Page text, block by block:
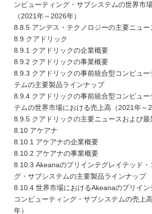
ンピューティング・サブシステムの世界市
（2021年～2026年）
8.8.5 アンデス・テクノロジーの主要ニュー
8.9 クアドリック
8.9.1 クアドリックの企業概要
8.9.2 クアドリックの事業概要
8.9.3 クアドリックの事前統合型コンピュー
テムの主要製品ラインナップ
8.9.4 クアドリックの事前統合型コンピュー
テムの世界市場における売上高（2021年～
8.9.5 クアドリックの主要ニュースおよび最
8.10 アケアナ
8.10.1 アケアナの企業概要
8.10.2 アケアナの事業概要
8.10.3 Akeanaのプリインテグレイテッド・
グ・サブシステムの主要製品ラインナップ
8.10.4 世界市場におけるAkeanaのプリイン
コンピューティング・サブシステムの売上
年）